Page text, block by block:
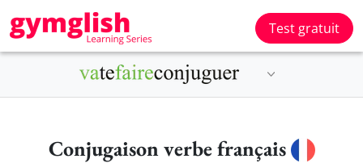
Test gratuit
Conjugaison verbe français